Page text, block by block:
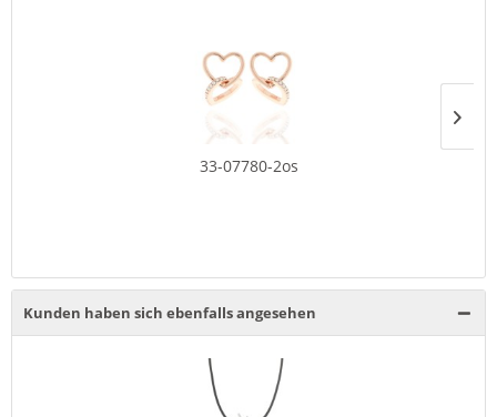
33-07780-2os
Kunden haben sich ebenfalls angesehen